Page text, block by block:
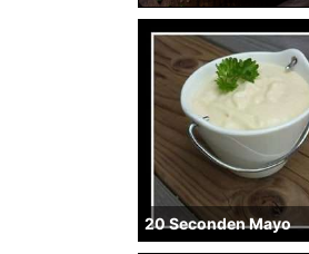
20 Seconden Mayo